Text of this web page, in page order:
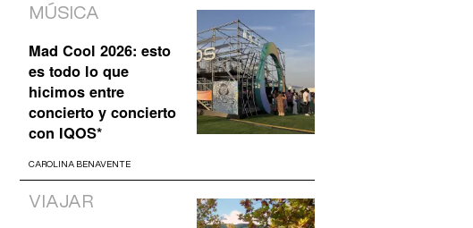
MÚSICA
Mad Cool 2026: esto
es todo lo que
hicimos entre
concierto y concierto
con IQOS*
CAROLINA BENAVENTE
VIAJAR